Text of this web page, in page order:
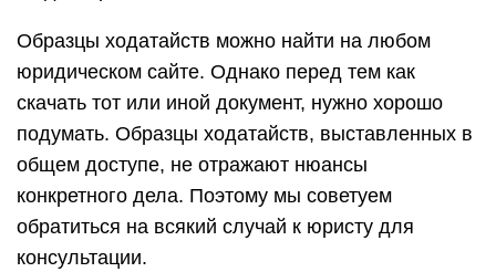
Образцы ходатайств можно найти на любом
юридическом сайте. Однако перед тем как
скачать тот или иной документ, нужно хорошо
подумать. Образцы ходатайств, выставленных в
общем доступе, не отражают нюансы
конкретного дела. Поэтому мы советуем
обратиться на всякий случай к юристу для
консультации.